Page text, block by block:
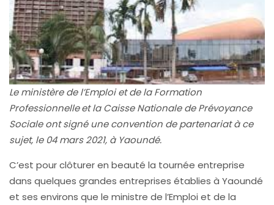
Le ministère de l’Emploi et de la Formation
Professionnelleet la Caisse Nationale de Prévoyance
Sociale ont signé une convention de partenariat à ce
sujet, le 04 mars 2021, à Yaoundé.
C’est pour clôturer en beauté la tournée entreprise
dans quelques grandes entreprises établies à Yaoundé
et ses environs que le ministre de l’Emploi et de la